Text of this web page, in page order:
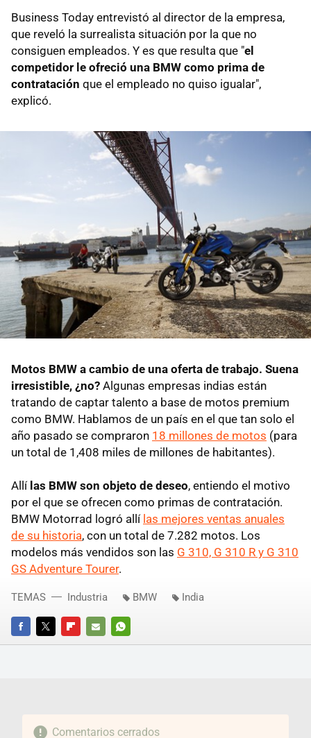
Business Today entrevistó al director de la empresa,
que reveló la surrealista situación por la que no
consiguen empleados. Y es que resulta que "el
competidor le ofreció una BMW como prima de
contratación que el empleado no quiso igualar",
explicó.
Motos BMW a cambio de una oferta de trabajo. Suena
irresistible, ¿no? Algunas empresas indias están
tratando de captar talento a base de motos premium
como BMW. Hablamos de un país en el que tan solo el
año pasado se compraron 18 millones de motos (para
un total de 1,408 miles de millones de habitantes).
Allí las BMW son objeto de deseo, entiendo el motivo
por el que se ofrecen como primas de contratación.
BMW Motorrad logró allí las mejores ventas anuales
de su historia, con un total de 7.282 motos. Los
modelos más vendidos son las G 310, G 310 R y G 310
GS Adventure Tourer.
FACEBOOKTWITTERFLIPBOARD
E-
WHATSAPP
TEMAS Industria BMW India
Comentarios cerrados